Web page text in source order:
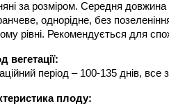
за розміром. Середня
однорідне, без
рівні. Рекомендується для
вегетації:
період – 100-135 днів,
плоду: